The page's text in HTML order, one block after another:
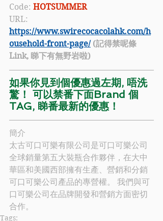
Code: HOTSUMMER
URL:
https://www.swirecocacolahk.com/h
ousehold-front-page/ (記得禁呢條
Link, 睇下有無野岩啦)
如果你見到個優惠過左期, 唔洗
驚！ 可以禁番下面Brand 個
TAG, 睇番最新的優惠！
簡介
太古可口可樂有限公司是可口可樂公司
全球銷量第五大裝瓶合作夥伴，在大中
華區和美國西部擁有生產、營銷和分銷
可口可樂公司產品的專營權。 我們與可
口可樂公司在品牌開發和營銷方面密切
合作。
Tags: